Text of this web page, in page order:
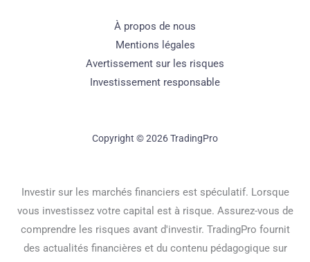
À propos de nous
Mentions légales
Avertissement sur les risques
Investissement responsable
Copyright © 2026 TradingPro
Investir sur les marchés financiers est spéculatif. Lorsque
vous investissez votre capital est à risque. Assurez-vous de
comprendre les risques avant d'investir. TradingPro fournit
des actualités financières et du contenu pédagogique sur